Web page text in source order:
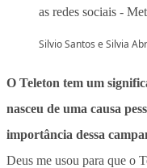
Silvio Santos e Silvia
O Teleton tem um
nasceu de uma causa
importância dessa
Deus me usou para que o